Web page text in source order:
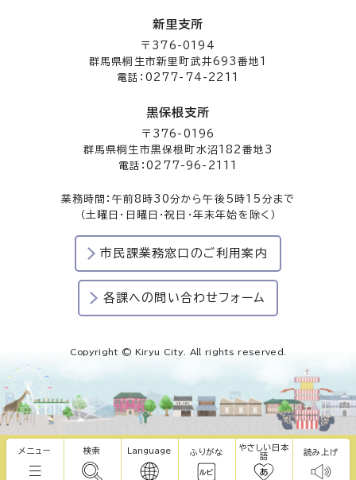
メニュー 検索 Language ふりがな
やさしい日本
語
読み上げ
新里支所
〒376-0194
群馬県桐生市新里町武井693番地1
電話：0277-74-2211
黒保根支所
〒376-0196
群馬県桐生市黒保根町水沼182番地3
電話：0277-96-2111
業務時間：午前8時30分から午後5時15分まで
（土曜日・日曜日・祝日・年末年始を除く）
市民課業務窓口のご利用案内
各課への問い合わせフォーム
Copyright © Kiryu City. All rights reserved.